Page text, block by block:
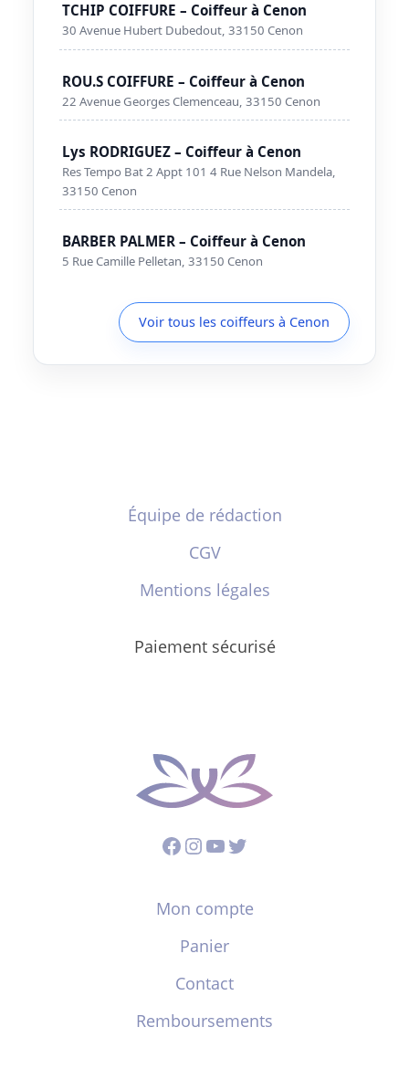
TCHIP COIFFURE – Coiffeur à Cenon
30 Avenue Hubert Dubedout, 33150 Cenon
ROU.S COIFFURE – Coiffeur à Cenon
22 Avenue Georges Clemenceau, 33150 Cenon
Lys RODRIGUEZ – Coiffeur à Cenon
Res Tempo Bat 2 Appt 101 4 Rue Nelson Mandela,
33150 Cenon
BARBER PALMER – Coiffeur à Cenon
5 Rue Camille Pelletan, 33150 Cenon
Voir tous les coiffeurs à Cenon
Équipe de rédaction
CGV
Mentions légales
Paiement sécurisé
Facebook
Instagram
YouTube
Twitter
Mon compte
Panier
Contact
Remboursements